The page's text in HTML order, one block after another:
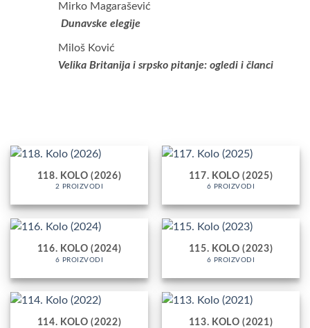
Mirko Magarašević
Dunavske elegije
Miloš Ković
Velika Britanija i srpsko pitanje: ogledi i članci
118. KOLO (2026)
2 PROIZVODI
117. KOLO (2025)
6 PROIZVODI
116. KOLO (2024)
6 PROIZVODI
115. KOLO (2023)
6 PROIZVODI
114. KOLO (2022) 113. KOLO (2021)